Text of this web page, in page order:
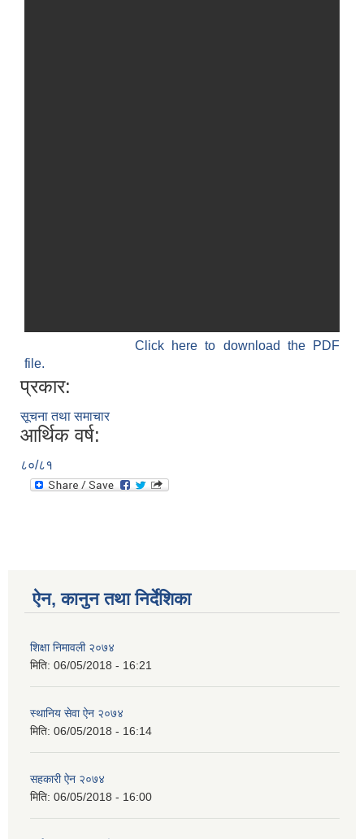
Click here to download the PDF
file.
प्रकार:
सूचना तथा समाचार
आर्थिक वर्ष:
८०/८१
ऐन, कानुन तथा निर्देशिका
शिक्षा निमावली २०७४
मिति: 06/05/2018 - 16:21
स्थानिय सेवा ऐन २०७४
मिति: 06/05/2018 - 16:14
सहकारी ऐन २०७४
मिति: 06/05/2018 - 16:00